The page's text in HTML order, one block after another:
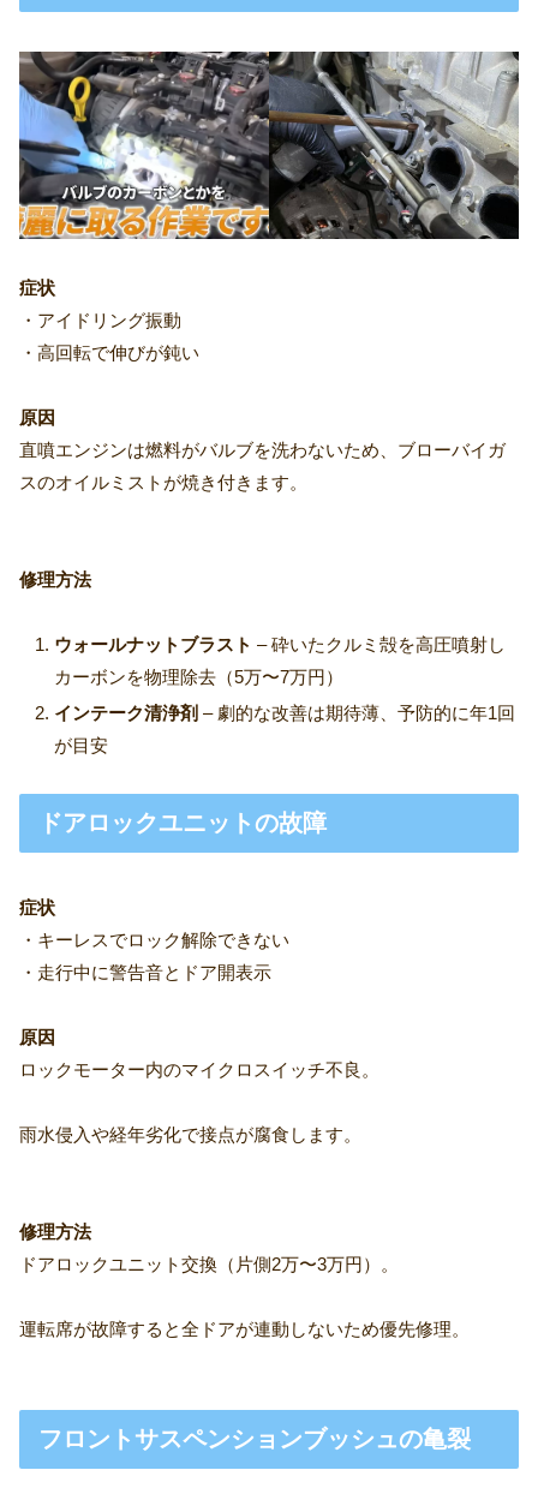
症状
・アイドリング振動
・高回転で伸びが鈍い
原因
直噴エンジンは燃料がバルブを洗わないため、ブローバイガ
スのオイルミストが焼き付きます。
修理方法
ウォールナットブラスト – 砕いたクルミ殻を高圧噴射し
カーボンを物理除去（5万〜7万円）
インテーク清浄剤 – 劇的な改善は期待薄、予防的に年1回
が目安
ドアロックユニットの故障
症状
・キーレスでロック解除できない
・走行中に警告音とドア開表示
原因
ロックモーター内のマイクロスイッチ不良。
雨水侵入や経年劣化で接点が腐食します。
修理方法
ドアロックユニット交換（片側2万〜3万円）。
運転席が故障すると全ドアが連動しないため優先修理。
フロントサスペンションブッシュの亀裂